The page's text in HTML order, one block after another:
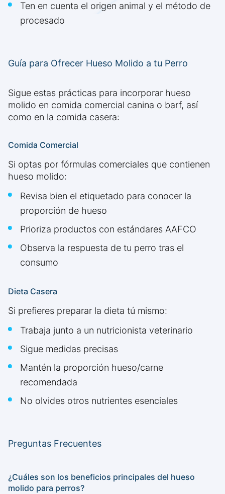
Ten en cuenta el origen animal y el método de
procesado
Guía para Ofrecer Hueso Molido a tu Perro
Sigue estas prácticas para incorporar hueso
molido en comida comercial canina o barf, así
como en la comida casera:
Comida Comercial
Si optas por fórmulas comerciales que contienen
hueso molido:
Revisa bien el etiquetado para conocer la
proporción de hueso
Prioriza productos con estándares AAFCO
Observa la respuesta de tu perro tras el
consumo
Dieta Casera
Si prefieres preparar la dieta tú mismo:
Trabaja junto a un nutricionista veterinario
Sigue medidas precisas
Mantén la proporción hueso/carne
recomendada
No olvides otros nutrientes esenciales
Preguntas Frecuentes
¿Cuáles son los beneficios principales del hueso
molido para perros?